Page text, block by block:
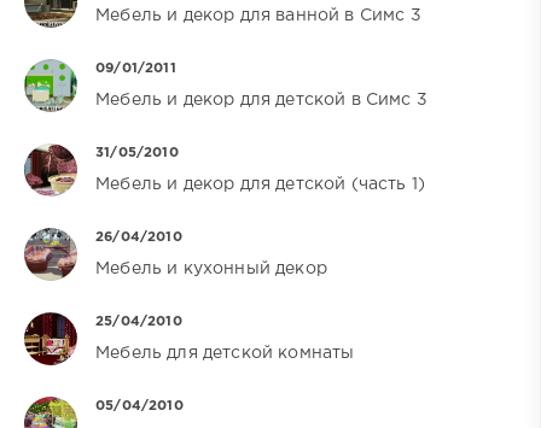
Мебель и декор для ванной в Симс 3
09/01/2011
Мебель и декор для детской в Симс 3
31/05/2010
Мебель и декор для детской (часть 1)
26/04/2010
Мебель и кухонный декор
25/04/2010
Мебель для детской комнаты
05/04/2010